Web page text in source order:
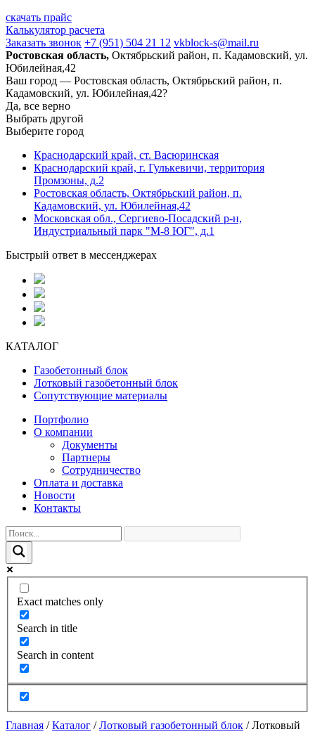
скачать прайс
Калькулятор расчета
Заказать звонок +7 (951) 504 21 12 vkblock-s@mail.ru
Ростовская область, Октябрьский район, п. Кадамовский, ул.
Юбилейная,42
Ваш город — Ростовская область, Октябрьский район, п.
Кадамовский, ул. Юбилейная,42?
Да, все верно
Выбрать другой
Выберите город
Краснодарский край, ст. Васюринская
Краснодарский край, г. Гулькевичи, территория
Промзоны, д.2
Ростовская область, Октябрьский район, п.
Кадамовский, ул. Юбилейная,42
Московская обл., Сергиево-Посадский р-н,
Индустриальный парк "М-8 ЮГ", д.1
Быстрый ответ в мессенджерах
КАТАЛОГ
Газобетонный блок
Лотковый газобетонный блок
Сопутствующие материалы
Портфолио
О компании
Документы
Партнеры
Сотрудничество
Оплата и доставка
Новости
Контакты
Exact matches only
Search in title
Search in content
Главная /Каталог /Лотковый газобетонный блок /Лотковый